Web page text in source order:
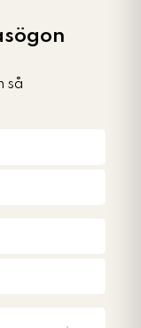
så